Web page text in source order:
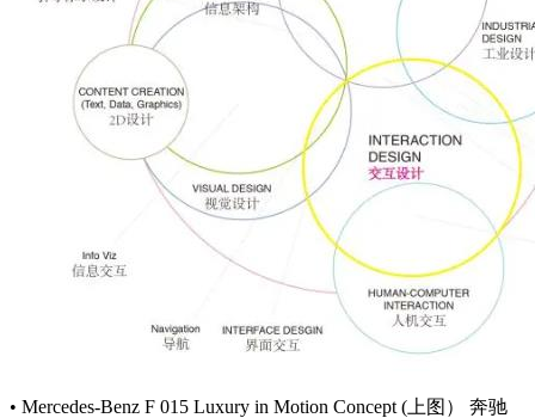
• Mercedes-Benz F 015 Luxury in Motion Concept (上图） 奔驰